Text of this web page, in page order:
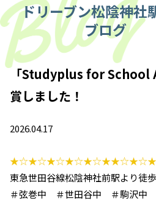
ドリーブン松陰神社
ブログ
「Studyplus for School
賞しました！
2026.04.17
東急世田谷線松陰神社前駅より徒
＃弦巻中 ＃世田谷中 ＃駒沢中